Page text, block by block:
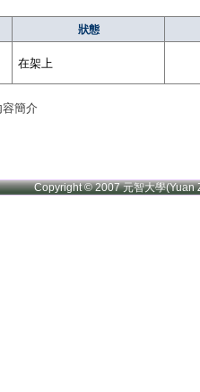
狀態
在架上
容簡介
Copyright © 2007 元智大學(Yuan